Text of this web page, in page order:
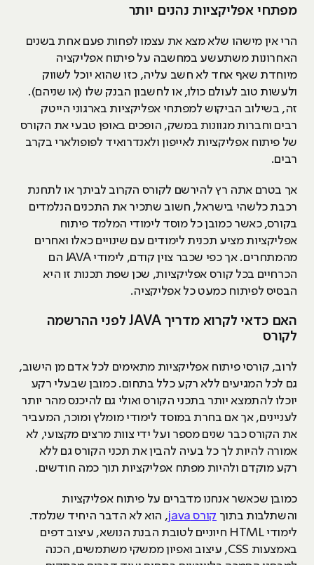
מפתחי אפליקציות נהנים יותר
הרי אין מישהו שלא מצא את עצמו לפחות פעם אחת בשנים
האחרונות משתעשע במחשבה על פיתוח אפליקציה
מיוחדת שאף אחד לא חשב עליה, כזו שהוא יוכל לשווק
ולעשות טוב לעולם כולו, או לחשבון הבנק שלו (או שניהם).
זה, בשילוב הביקוש למפתחי אפליקציות בארגוני הייטק
רבים וחברות מגוונות במשק, הופכים באופן טבעי את הקורס
של פיתוח אפליקציות לאייפון ולאנדרואיד לפופולארי בקרב
רבים.
אך בטרם אתה רץ להירשם לקורס הקרוב לביתך או לתחנת
רכבת כלשהי בישראל, חשוב שתכיר את התכנים הנלמדים
בקורס, כאשר כמובן כל מוסד לימודי המלמד פיתוח
אפליקציות מציע תכנית לימודים עם שינויים כאלו ואחרים
מהמתחרים. אך כפי שכבר צוין קודם, לימודי JAVA הם
הכרחיים בכל קורס אפליקציות, שכן שפת תכנות זו היא
הבסיס לפיתוח כמעט כל אפליקציה.
האם כדאי לקרוא מדריך JAVA לפני ההרשמה
לקורס
לרוב, קורסי פיתוח אפליקציות מתאימים לכל אדם מן הישוב,
גם לכל המגיעים ללא רקע כלל בתחום. כמובן שבעלי רקע
יוכלו להתמצא יותר בתכני הקורס ואולי גם להיכנס מהר יותר
לעניינים, אך אם בחרת במוסד לימודי מומלץ ומוכר, המעביר
את הקורס כבר שנים מספר ועל ידי צוות מרצים מקצועי, לא
אמורה להיות לך כל בעיה להבין את תכני הקורס גם ללא
רקע מוקדם ולהיות מפתח אפליקציות תוך כמה חודשים.
כמובן שכאשר אנחנו מדברים על פיתוח אפליקציות
והשתלבות בתוך קורס java
, הוא לא הדבר היחיד שנלמד.
לימודי HTML חיוניים לטובת הבנת הנושא, עיצוב דפים
באמצעות CSS, עיצוב ואפיון ממשקי משתמשים, הכנה